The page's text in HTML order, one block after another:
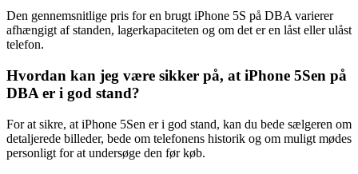
Den gennemsnitlige pris for en brugt iPhone 5S på DBA varierer
afhængigt af standen, lagerkapaciteten og om det er en låst eller ulåst
telefon.
Hvordan kan jeg være sikker på, at iPhone 5Sen på
DBA er i god stand?
For at sikre, at iPhone 5Sen er i god stand, kan du bede sælgeren om
detaljerede billeder, bede om telefonens historik og om muligt mødes
personligt for at undersøge den før køb.